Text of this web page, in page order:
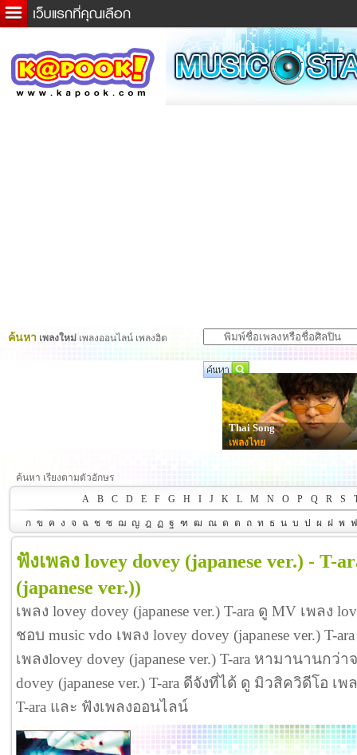
ข่าวด่วน
ละคร
ค้นหา เพลงใหม่ เพลงออนไลน์ เพลงฮิต
Thai Song
เพลงไทย
ค้นหา เรียงตามตัวอักษร
A
B C D E F G H I J K L M N O P Q R S
ก ข ค ง จ ฉ ช ซ ฌ ญ ฎ ฏ ฐ ฑ ฒ ณ ด ต ถ ท ธ น บ ป ผ ฝ พ ฟ
ฟังเพลง lovey dovey (japanese ver.) - T-
(japanese ver.))
เพลง lovey dovey (japanese ver.) T-ara ดู MV เพลง
ชอบ music vdo เพลง lovey dovey (japanese ver.) T-
เพลงlovey dovey (japanese ver.) T-ara หามานานกว่
dovey (japanese ver.) T-ara ดีจังที่ได้ ดู มิวสิควิดีโอ เพ
T-ara และ ฟังเพลงออนไลน์